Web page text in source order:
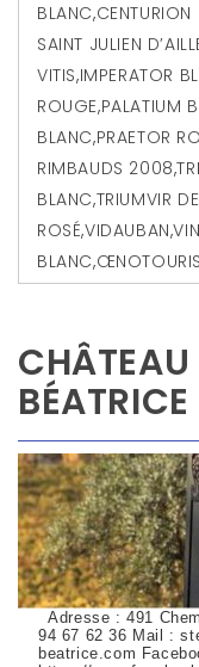
BLANC,CENTURION
SAINT JULIEN
VITIS,IMPERATOR
ROUGE,PALATIUM
BLANC,PRAETOR
RIMBAUDS 2008,
BLANC,TRIUMVIR
ROSÉ,VIDAUBAN,
BLANC,
BÉATRICE
Adresse : 491
94 67 62 36 Mail :
beatrice.com